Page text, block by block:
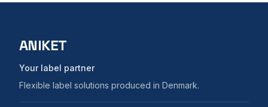
ANIKET
Your label partner
Flexible label solutions produced in Denmark.